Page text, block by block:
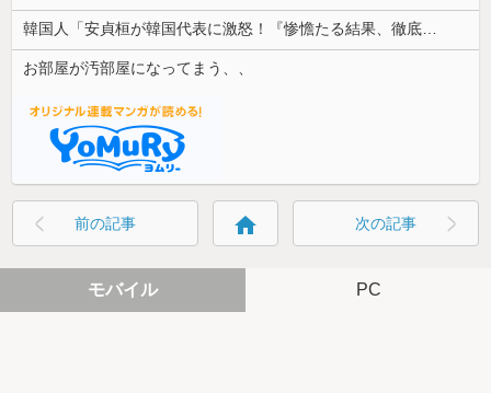
韓国人「安貞桓が韓国代表に激怒！『惨憺たる結果、徹底的な刷新が必要だ』と監督や協会を痛烈批判」
お部屋が汚部屋になってまう、、
前の記事 home 次の記事
モバイル PC